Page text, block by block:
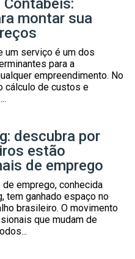
montar sua
um serviço é um dos
para a
empreendimento. No
cálculo de custos e
descubra por
estão
de emprego
emprego, conhecida
tem ganhado espaço no
brasileiro. O movimento
que mudam de